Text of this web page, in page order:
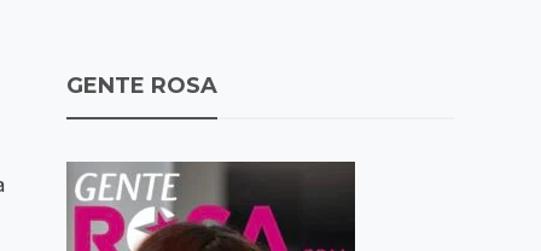
GENTE ROSA